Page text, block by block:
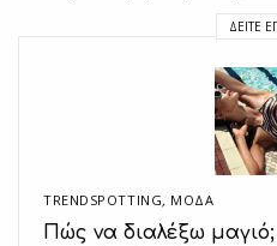
ΔΕΊΤΕ
TRENDSPOTTING, ΜΟΔΑ
Πώς να διαλέξω